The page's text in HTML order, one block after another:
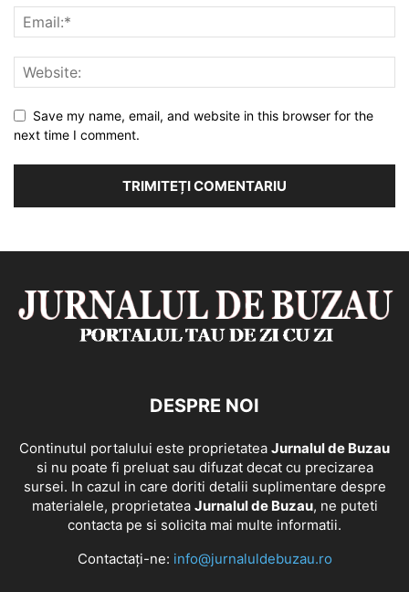
Save my name, email, and website in this browser for the
next time I comment.
DESPRE NOI
Continutul portalului este proprietatea Jurnalul de Buzau
si nu poate fi preluat sau difuzat decat cu precizarea
sursei. In cazul in care doriti detalii suplimentare despre
materialele, proprietatea Jurnalul de Buzau, ne puteti
contacta pe si solicita mai multe informatii.
Contactați-ne: info@jurnaluldebuzau.ro